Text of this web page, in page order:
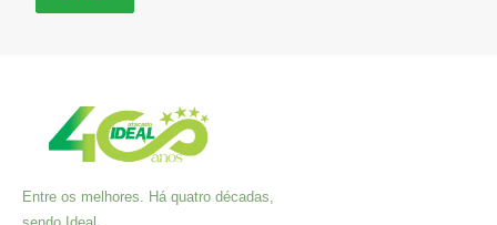
Entre os melhores. Há quatro décadas,